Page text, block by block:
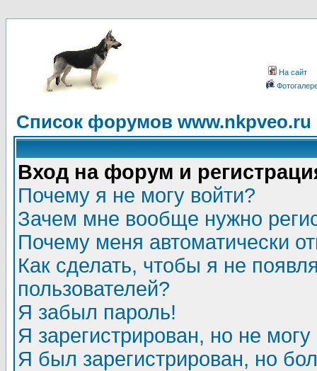
На сайт
Список форумов www.nkpveo.ru
Вход на форум и
Почему я не могу войти?
Зачем мне вообще нужно
Почему меня автоматически
Как сделать, чтобы я не
пользователей?
Я забыл пароль!
Я зарегистрирован, но не могу
Я был зарегистрирован, но